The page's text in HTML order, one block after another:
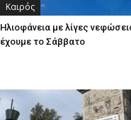
Καιρός
Ηλιοφάνεια με λίγες
έχουμε το Σάββατο